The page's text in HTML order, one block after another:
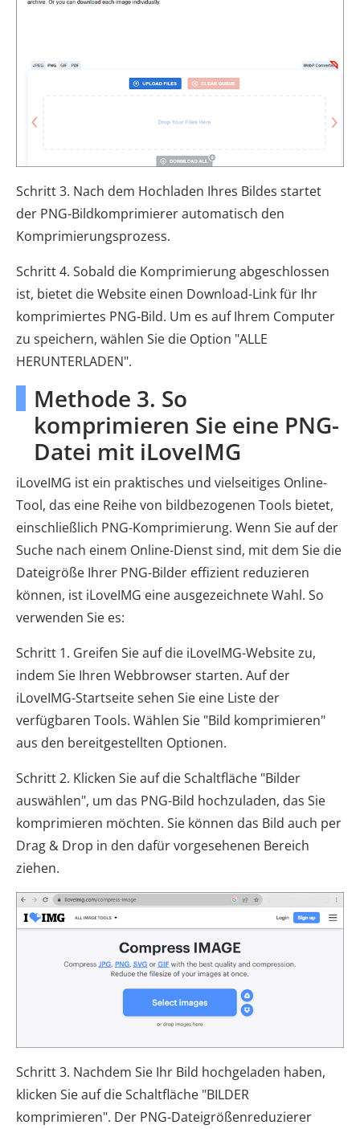
Schritt 3. Nach dem Hochladen Ihres Bildes startet
der PNG-Bildkomprimierer automatisch den
Komprimierungsprozess.
Schritt 4. Sobald die Komprimierung abgeschlossen
ist, bietet die Website einen Download-Link für Ihr
komprimiertes PNG-Bild. Um es auf Ihrem Computer
zu speichern, wählen Sie die Option "ALLE
HERUNTERLADEN".
Methode 3. So
komprimieren Sie eine PNG-
Datei mit iLoveIMG
iLoveIMG ist ein praktisches und vielseitiges Online-
Tool, das eine Reihe von bildbezogenen Tools bietet,
einschließlich PNG-Komprimierung. Wenn Sie auf der
Suche nach einem Online-Dienst sind, mit dem Sie die
Dateigröße Ihrer PNG-Bilder effizient reduzieren
können, ist iLoveIMG eine ausgezeichnete Wahl. So
verwenden Sie es:
Schritt 1. Greifen Sie auf die iLoveIMG-Website zu,
indem Sie Ihren Webbrowser starten. Auf der
iLoveIMG-Startseite sehen Sie eine Liste der
verfügbaren Tools. Wählen Sie "Bild komprimieren"
aus den bereitgestellten Optionen.
Schritt 2. Klicken Sie auf die Schaltfläche "Bilder
auswählen", um das PNG-Bild hochzuladen, das Sie
komprimieren möchten. Sie können das Bild auch per
Drag & Drop in den dafür vorgesehenen Bereich
ziehen.
Schritt 3. Nachdem Sie Ihr Bild hochgeladen haben,
klicken Sie auf die Schaltfläche "BILDER
komprimieren". Der PNG-Dateigrößenreduzierer